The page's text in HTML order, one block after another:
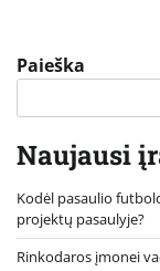
Paieška
Naujausi
Kodėl pasaulio
projektų pasaulyje?
Rinkodaros įmonei